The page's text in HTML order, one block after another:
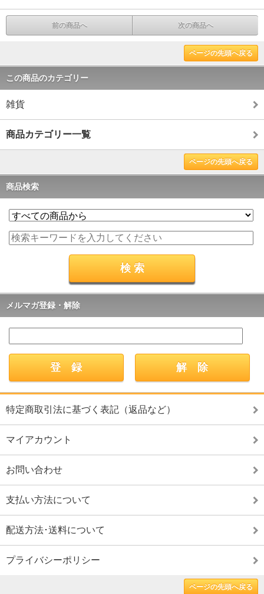
前の商品へ 次の商品へ
ページの先頭へ戻る
この商品のカテゴリー
雑貨
商品カテゴリー一覧
ページの先頭へ戻る
商品検索
メルマガ登録・解除
特定商取引法に基づく表記（返品など）
マイアカウント
お問い合わせ
支払い方法について
配送方法･送料について
プライバシーポリシー
ページの先頭へ戻る